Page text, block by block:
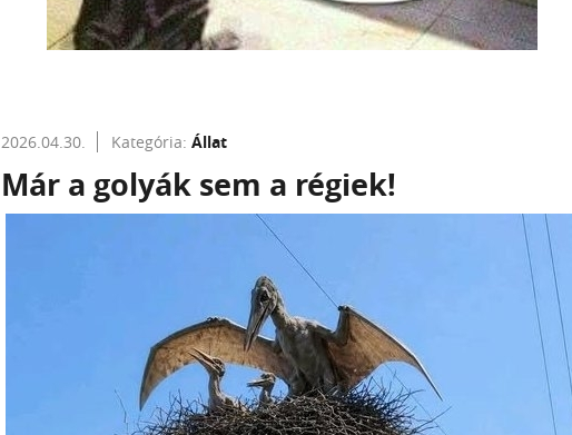
2026.04.30. Kategória: Állat
Már a golyák sem a régiek!